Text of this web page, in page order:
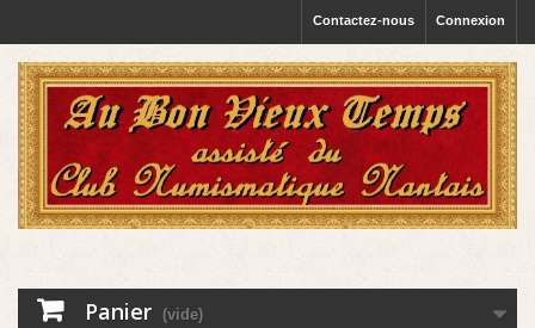
Connexion
Contactez-nous
Panier (vide)